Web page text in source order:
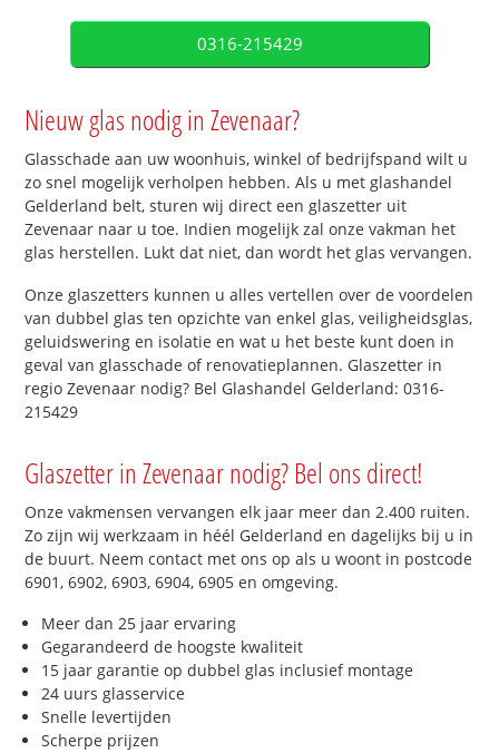
0316-215429
Nieuw glas nodig in Zevenaar?
Glasschade aan uw woonhuis, winkel of bedrijfspand wilt u
zo snel mogelijk verholpen hebben. Als u met glashandel
Gelderland belt, sturen wij direct een glaszetter uit
Zevenaar naar u toe. Indien mogelijk zal onze vakman het
glas herstellen. Lukt dat niet, dan wordt het glas vervangen.
Onze glaszetters kunnen u alles vertellen over de voordelen
van dubbel glas ten opzichte van enkel glas, veiligheidsglas,
geluidswering en isolatie en wat u het beste kunt doen in
geval van glasschade of renovatieplannen. Glaszetter in
regio Zevenaar nodig? Bel Glashandel Gelderland: 0316-
215429
Glaszetter in Zevenaar nodig? Bel ons direct!
Onze vakmensen vervangen elk jaar meer dan 2.400 ruiten.
Zo zijn wij werkzaam in héél Gelderland en dagelijks bij u in
de buurt. Neem contact met ons op als u woont in postcode
6901, 6902, 6903, 6904, 6905 en omgeving.
Meer dan 25 jaar ervaring
Gegarandeerd de hoogste kwaliteit
15 jaar garantie op dubbel glas inclusief montage
24 uurs glasservice
Snelle levertijden
Scherpe prijzen